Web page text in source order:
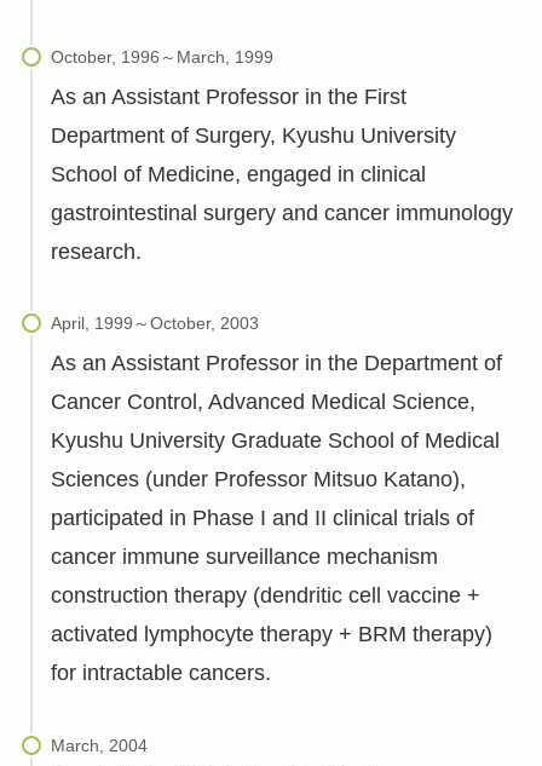
As an Assistant Professor in the First
Department of Surgery, Kyushu University
School of Medicine, engaged in clinical
gastrointestinal surgery and cancer immunology
research.
As an Assistant Professor in the Department of
Cancer Control, Advanced Medical Science,
Kyushu University Graduate School of Medical
Sciences (under Professor Mitsuo Katano),
participated in Phase I and II clinical trials of
cancer immune surveillance mechanism
construction therapy (dendritic cell vaccine +
activated lymphocyte therapy + BRM therapy)
for intractable cancers.